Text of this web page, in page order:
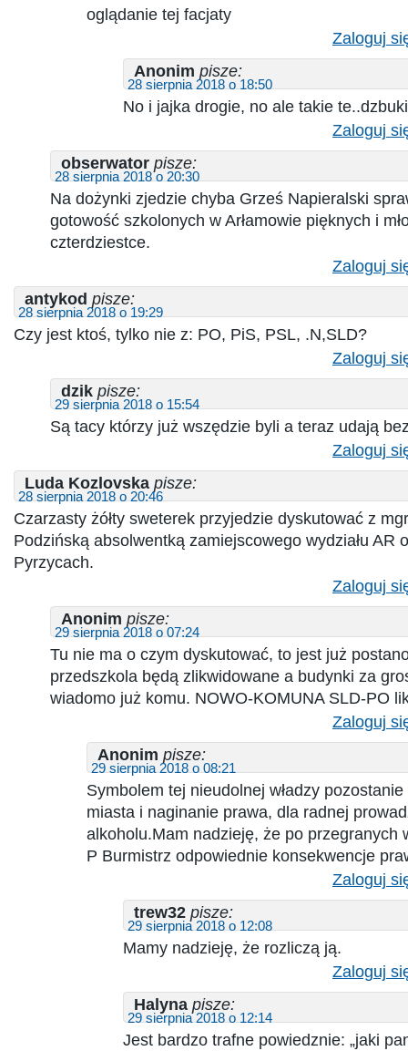
oglądanie tej facjaty
Zaloguj
Anonim pisze:
28 sierpnia 2018 o 18:50
No i jajka drogie, no ale takie
Zaloguj
obserwator pisze:
28 sierpnia 2018 o 20:30
Na dożynki zjedzie chyba Grześ Napieralski
gotowość szkolonych w Arłamowie pięknych i
czterdziestce.
Zaloguj
antykod pisze:
28 sierpnia 2018 o 19:29
Czy jest ktoś, tylko nie z: PO, PiS, PSL, .N,SLD?
Zaloguj
dzik pisze:
29 sierpnia 2018 o 15:54
Są tacy którzy już wszędzie byli a teraz udają
Zaloguj
Luda Kozlovska pisze:
28 sierpnia 2018 o 20:46
Czarzasty żółty sweterek przyjedzie dyskutować z
Podzińską absolwentką zamiejscowego wydziału AR
Pyrzycach.
Zaloguj
Anonim pisze:
29 sierpnia 2018 o 07:24
Tu nie ma o czym dyskutować, to jest już
przedszkola będą zlikwidowane a budynki za
wiadomo już komu. NOWO-KOMUNA SLD-PO
Zaloguj
Anonim pisze:
29 sierpnia 2018 o 08:21
Symbolem tej nieudolnej władzy
miasta i naginanie prawa, dla radnej
alkoholu.Mam nadzieję, że po przegranych
P Burmistrz odpowiednie konsekwencje
Zaloguj
trew32 pisze:
29 sierpnia 2018 o 12:08
Mamy nadzieję, że rozliczą ją.
Zaloguj
Halyna pisze:
29 sierpnia 2018 o 12:14
Jest bardzo trafne powiedznie: „jaki